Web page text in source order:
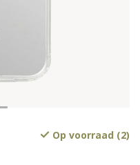
Op voorraad (2)